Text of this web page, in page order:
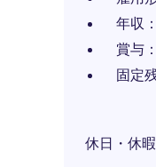
年収
賞与
固定
休日・休暇